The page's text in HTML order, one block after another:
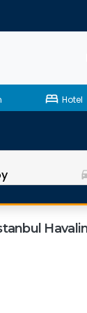
bed Hotel